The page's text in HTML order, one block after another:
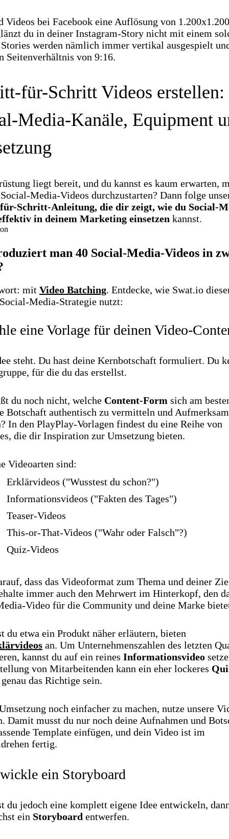
Videos bei Facebook eine Auflösung von
du in deiner Instagram-Story nicht mit einem
werden nämlich immer vertikal ausgespielt
Seitenverhältnis von 9:16.
für-Schritt Videos erstellen:
Media-Kanäle, Equipment
liegt bereit, und du kannst es kaum erwarten,
Media-Videos durchzustarten? Dann folge
Schritt-Anleitung, die dir zeigt, wie du Social-
in deinem Marketing einsetzen kannst.
man 40 Social-Media-Videos in
mit Video Batching. Entdecke, wie Swat.io
Media-Strategie nutzt:
eine Vorlage für deinen Video-
steht. Du hast deine Kernbotschaft formuliert. Du
für die du das erstellst.
du noch nicht, welche Content-Form sich am
Botschaft authentisch zu vermitteln und
In den PlayPlay-Vorlagen findest du eine Reihe von
die dir Inspiration zur Umsetzung bieten.
Videoarten sind:
Erklärvideos ("Wusstest du schon?")
Informationsvideos ("Fakten des Tages")
Teaser-Videos
This-or-That-Videos ("Wahr oder Falsch"?)
Quiz-Videos
dass das Videoformat zum Thema und deiner
immer auch den Mehrwert im Hinterkopf, den
Video für die Community und deine Marke
du etwa ein Produkt näher erläutern, bieten
an. Um Unternehmenszahlen des letzten
kannst du auf ein reines Informationsvideo
von Mitarbeitenden kann ein eher lockeres
das Richtige sein.
noch einfacher zu machen, nutze unsere
Damit musst du nur noch deine Aufnahmen und
Template einfügen, und dein Video ist im
fertig.
ein Storyboard
du jedoch eine komplett eigene Idee entwickeln,
ein Storyboard entwerfen.